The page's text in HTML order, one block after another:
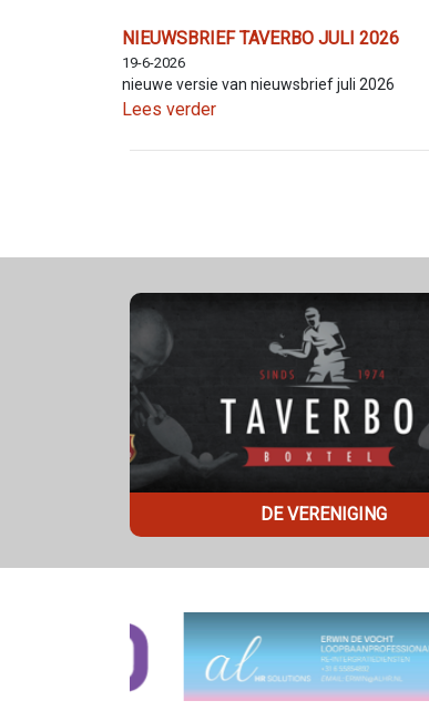
NIEUWSBRIEF TAVERBO JULI 2026
19-6-2026
nieuwe versie van nieuwsbrief juli 2026
Lees verder
DE VERENIGING